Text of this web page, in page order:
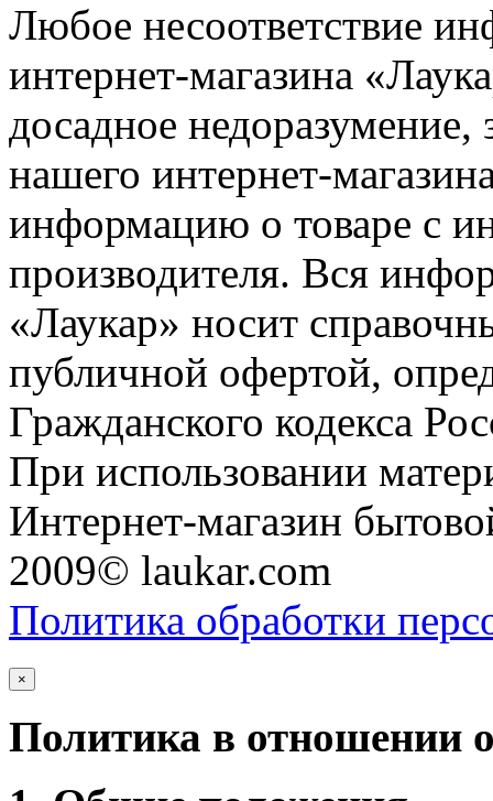
Любое несоответствие
интернет-магазина
досадное недоразумение,
нашего интернет-
информацию о товаре с
производителя. Вся
«Лаукар» носит
публичной офертой,
Гражданского кодекса
При использовании
Интернет-магазин
2009© laukar.com
Политика обработки
×
Политика в отношении